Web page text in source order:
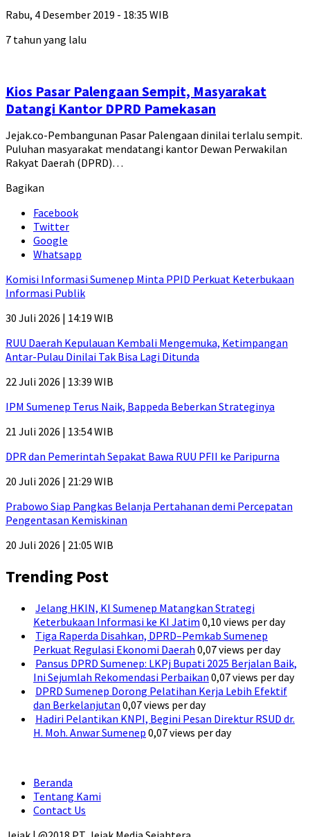
Rabu, 4 Desember 2019 - 18:35 WIB
7 tahun yang lalu
Kios Pasar Palengaan Sempit, Masyarakat
Datangi Kantor DPRD Pamekasan
Jejak.co-Pembangunan Pasar Palengaan dinilai terlalu sempit.
Puluhan masyarakat mendatangi kantor Dewan Perwakilan
Rakyat Daerah (DPRD)…
Bagikan
Facebook
Twitter
Google
Whatsapp
Komisi Informasi Sumenep Minta PPID Perkuat Keterbukaan
Informasi Publik
30 Juli 2026 | 14:19 WIB
RUU Daerah Kepulauan Kembali Mengemuka, Ketimpangan
Antar-Pulau Dinilai Tak Bisa Lagi Ditunda
22 Juli 2026 | 13:39 WIB
IPM Sumenep Terus Naik, Bappeda Beberkan Strateginya
21 Juli 2026 | 13:54 WIB
DPR dan Pemerintah Sepakat Bawa RUU PFII ke Paripurna
20 Juli 2026 | 21:29 WIB
Prabowo Siap Pangkas Belanja Pertahanan demi Percepatan
Pengentasan Kemiskinan
20 Juli 2026 | 21:05 WIB
Trending Post
Jelang HKIN, KI Sumenep Matangkan Strategi
Keterbukaan Informasi ke KI Jatim 0,10 views per day
Tiga Raperda Disahkan, DPRD–Pemkab Sumenep
Perkuat Regulasi Ekonomi Daerah 0,07 views per day
Pansus DPRD Sumenep: LKPj Bupati 2025 Berjalan Baik,
Ini Sejumlah Rekomendasi Perbaikan 0,07 views per day
DPRD Sumenep Dorong Pelatihan Kerja Lebih Efektif
dan Berkelanjutan 0,07 views per day
Hadiri Pelantikan KNPI, Begini Pesan Direktur RSUD dr.
H. Moh. Anwar Sumenep 0,07 views per day
Beranda
Tentang Kami
Contact Us